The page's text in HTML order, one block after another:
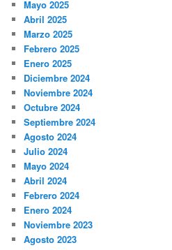
Mayo 2025
Abril 2025
Marzo 2025
Febrero 2025
Enero 2025
Diciembre 2024
Noviembre 2024
Octubre 2024
Septiembre 2024
Agosto 2024
Julio 2024
Mayo 2024
Abril 2024
Febrero 2024
Enero 2024
Noviembre 2023
Agosto 2023